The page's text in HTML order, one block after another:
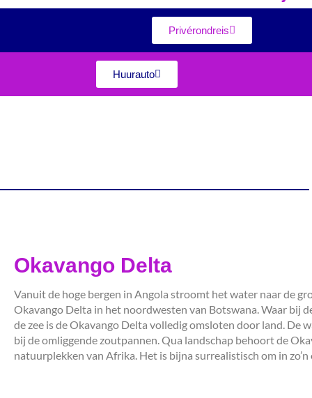
Privérondreis
Huurauto
Okavango Delta
Vanuit de hoge bergen in Angola stroomt het water naar de
Okavango Delta in het noordwesten van Botswana. Waar bij
de zee is de Okavango Delta volledig omsloten door land. De
bij de omliggende zoutpannen. Qua landschap behoort de
natuurplekken van Afrika. Het is bijna surrealistisch om in